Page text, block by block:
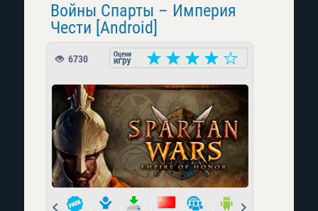
Войны Спарты – Империя
Чести [Android]
6730
Prev